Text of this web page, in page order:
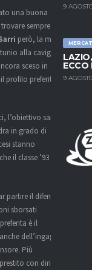
9
ECCO
9
una buona
sempre
però, la musica
alla caviglia
sceso in
profilo preferito dal
l’obiettivo sarà
in grado di
stanno
il classe ’93 possa
partire il difensore
sborsati
è il
dell’ingaggio
Più
con diritto di